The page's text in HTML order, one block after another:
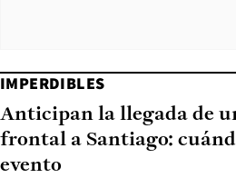
IMPERDIBLES
Anticipan la llegada de
frontal a Santiago:
evento